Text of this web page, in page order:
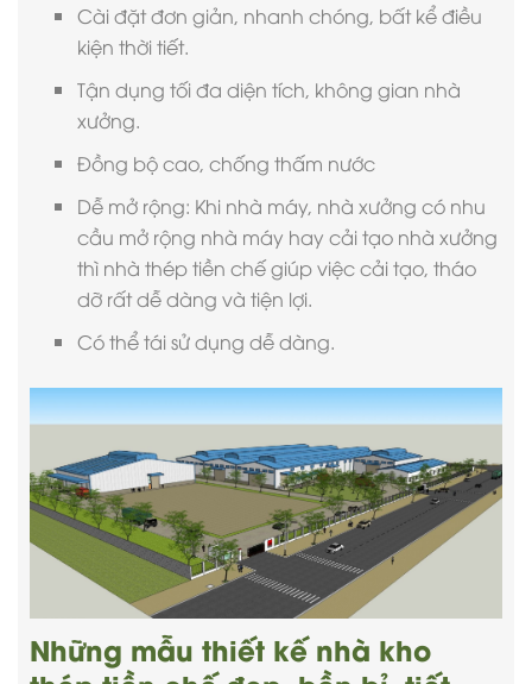
Cài đặt đơn giản, nhanh chóng, bất kể điều
kiện thời tiết.
Tận dụng tối đa diện tích, không gian nhà
xưởng.
Đồng bộ cao, chống thấm nước
Dễ mở rộng: Khi nhà máy, nhà xưởng có nhu
cầu mở rộng nhà máy hay cải tạo nhà xưởng
thì nhà thép tiền chế giúp việc cải tạo, tháo
dỡ rất dễ dàng và tiện lợi.
Có thể tái sử dụng dễ dàng.
Những mẫu thiết kế nhà kho